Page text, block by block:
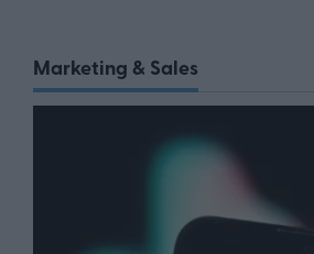
Marketing & Sales